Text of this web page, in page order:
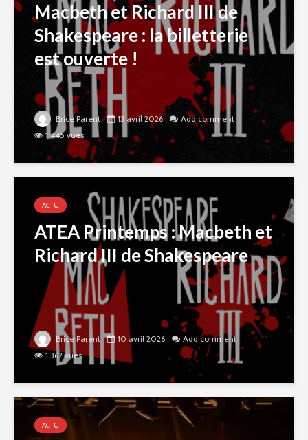
Macbeth et Richard III de
Shakespeare : la billetterie
est ouverte !
Brice Parent 13 avril 2026
Add comment
1 445 vues
ACTU
ATEA Printemps : Macbeth et
Richard III de Shakespeare
Brice Parent 10 avril 2026
Add comment
1 362 vues
ACTU